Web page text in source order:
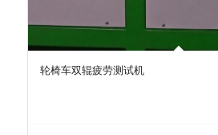
轮椅车双辊疲劳测试机